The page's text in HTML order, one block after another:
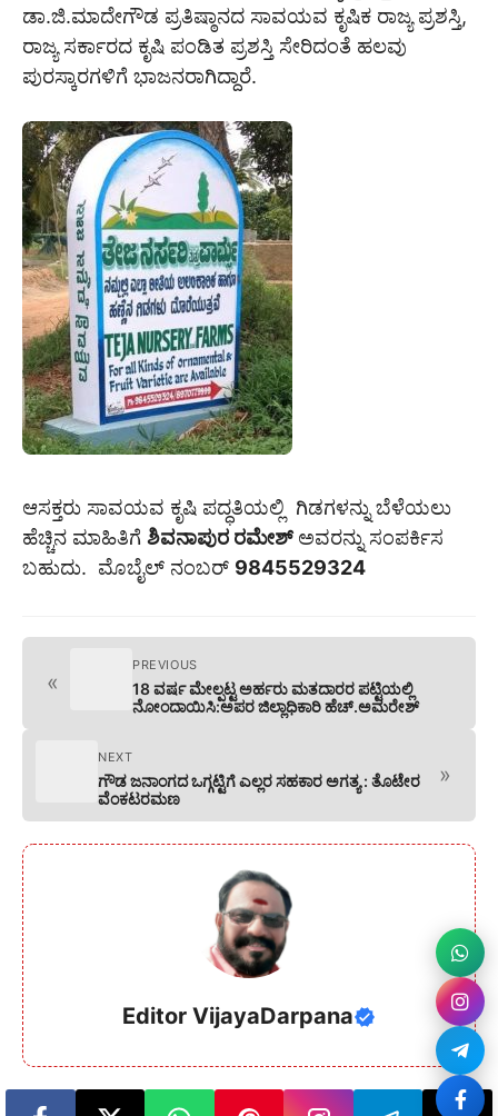
ಡಾ.ಜಿ.ಮಾದೇಗೌಡ ಪ್ರತಿಷ್ಠಾನದ ಸಾವಯವ ಕೃಷಿಕ ರಾಜ್ಯ ಪ್ರಶಸ್ತಿ,
ರಾಜ್ಯ ಸರ್ಕಾರದ ಕೃಷಿ ಪಂಡಿತ ಪ್ರಶಸ್ತಿ ಸೇರಿದಂತೆ ಹಲವು
ಪುರಸ್ಕಾರಗಳಿಗೆ ಭಾಜನರಾಗಿದ್ದಾರೆ.
ಆಸಕ್ತರು ಸಾವಯವ ಕೃಷಿ ಪದ್ಧತಿಯಲ್ಲಿ ಗಿಡಗಳನ್ನು ಬೆಳೆಯಲು
ಹೆಚ್ಚಿನ ಮಾಹಿತಿಗೆ ಶಿವನಾಪುರ ರಮೇಶ್ಅವರನ್ನು ಸಂಪರ್ಕಿಸ
ಬಹುದು. ಮೊಬೈಲ್ ನಂಬರ್ 9845529324
«
PREVIOUS
18 ವರ್ಷ ಮೇಲ್ಪಟ್ಟ ಅರ್ಹರು ಮತದಾರರ ಪಟ್ಟಿಯಲ್ಲಿ
ನೋಂದಾಯಿಸಿ:ಅಪರ ಜಿಲ್ಲಾಧಿಕಾರಿ ಹೆಚ್.ಅಮರೇಶ್
NEXT
ಗೌಡ ಜನಾಂಗದ ಒಗ್ಗಟ್ಟಿಗೆ ಎಲ್ಲರ ಸಹಕಾರ ಅಗತ್ಯ : ತೊಟೇರ
ವೆಂಕಟರಮಣ
»
Editor VijayaDarpana